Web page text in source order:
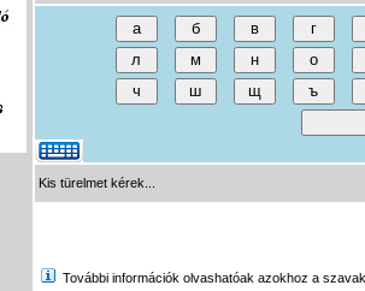
Kis türelmet kérek...
További információk olvashatóak azokhoz a